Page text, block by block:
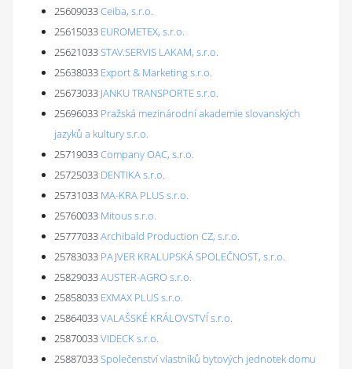
25609033Ceiba, s.r.o.
25615033 EUROMETEX, s.r.o.
25621033STAV.SERVIS LAKAM, s.r.o.
25638033 Export & Marketing s.r.o.
25673033 JANKU TRANSPORTE s.r.o.
25696033 Pražská mezinárodní akademie slovanských
jazyků a kultury s.r.o.
25719033Company OAC, s.r.o.
25725033 DENTIKA s.r.o.
25731033 MA-KRA PLUS s.r.o.
25760033 Mitous s.r.o.
25777033Archibald Production CZ, s.r.o.
25783033 PAJVER KRALUPSKÁ SPOLEČNOST, s.r.o.
25829033AUSTER-AGRO s.r.o.
25858033 EXMAX PLUS s.r.o.
25864033VALAŠSKÉ KRÁLOVSTVÍ s.r.o.
25870033VIDECK s.r.o.
25887033Společenství vlastníků bytových jednotek domu